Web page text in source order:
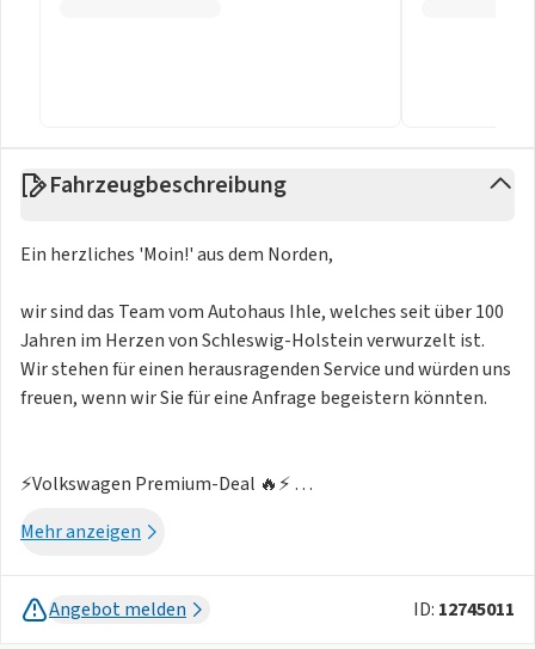
Fahrzeugbeschreibung
Ein herzliches 'Moin!' aus dem Norden,
wir sind das Team vom Autohaus Ihle, welches seit über 100
Jahren im Herzen von Schleswig-Holstein verwurzelt ist.
Wir stehen für einen herausragenden Service und würden uns
freuen, wenn wir Sie für eine Anfrage begeistern könnten.
⚡️Volkswagen Premium-Deal 🔥⚡️
🚗Abholung des Fahrzeuges in: Hohenwestedt
🚗Rückgabe des Fahrzeuges in: Hohenwestedt
Mehr anzeigen
Angebot melden ID: 12745011